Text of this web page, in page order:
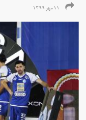
۱۱ مهر ۱۳۹۹